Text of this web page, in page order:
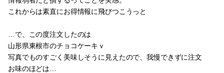
これからは素直にお得情報に飛びつこうっと
…で、この度注文したのは
山形県東根市のチョコケーキｖ
写真でものすごく美味しそうに見えたので、我慢できずに注文
お味のほどは…